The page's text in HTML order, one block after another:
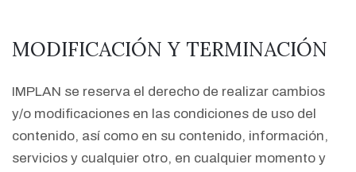
MODIFICACIÓN Y TERMINACIÓN
IMPLAN se reserva el derecho de realizar cambios
y/o modificaciones en las condiciones de uso del
contenido, así como en su contenido, información,
servicios y cualquier otro, en cualquier momento y